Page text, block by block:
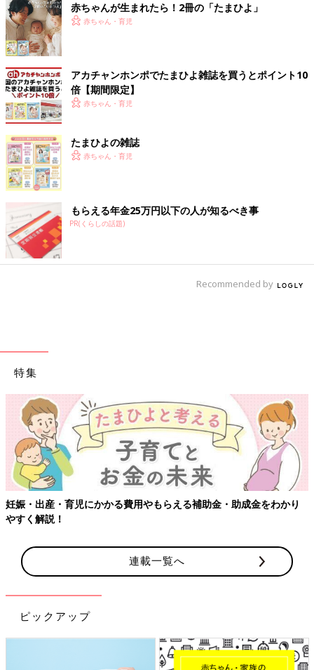
赤ちゃんが生まれたら！2冊の「たまひよ」
赤ちゃん・育児
アカチャンホンポでたまひよ雑誌を買うとポイント10
倍【期間限定】
赤ちゃん・育児
たまひよの雑誌
赤ちゃん・育児
もらえる年金25万円以下の人が知るべき事
PR(くらしの話題)
Recommended by
特集
妊娠・出産・育児にかかる費用やもらえる補助金・助成金をわかり
やすく解説！
連載一覧へ
ピックアップ